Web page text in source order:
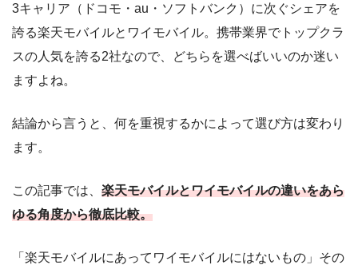
3キャリア（ドコモ・au・ソフトバンク）に次ぐシェアを
誇る楽天モバイルとワイモバイル。携帯業界でトップクラ
スの人気を誇る2社なので、どちらを選べばいいのか迷い
ますよね。
結論から言うと、何を重視するかによって選び方は変わり
ます。
この記事では、 楽天モバイルとワイモバイルの違いをあら
ゆる角度から徹底比較。
「楽天モバイルにあってワイモバイルにはないもの」その